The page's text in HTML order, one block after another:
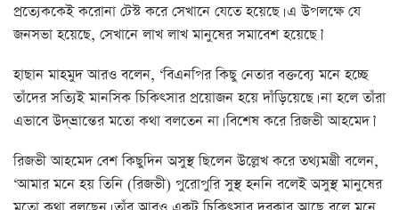
প্রত্যেককেই করোনা টেস্ট করে সেখানে যেতে হয়েছে। এ উপলক্ষে যে
জনসভা হয়েছে, সেখানে লাখ লাখ মানুষের সমাবেশ হয়েছে।’
হাছান মাহমুদ আরও বলেন, ‘বিএনপির কিছু নেতার বক্তব্যে মনে হচ্ছে
তাঁদের সত্যিই মানসিক চিকিৎসার প্রয়োজন হয়ে দাঁড়িয়েছে। না হলে তাঁরা
এভাবে উদ্‌ভ্রান্তের মতো কথা বলতেন না। বিশেষ করে রিজভী আহমেদ।’
রিজভী আহমেদ বেশ কিছুদিন অসুস্থ ছিলেন উল্লেখ করে তথ্যমন্ত্রী বলেন,
‘আমার মনে হয় তিনি (রিজভী) পুরোপুরি সুস্থ হননি বলেই অসুস্থ মানুষের